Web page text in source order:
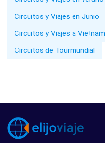
Circuitos y Viajes en Junio
Circuitos y Viajes a Vietnam
Circuitos de Tourmundial